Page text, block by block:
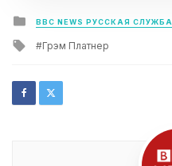
Posted
in
BBC NEWS РУССКАЯ СЛУЖБА
Tagged
Грэм Платнер